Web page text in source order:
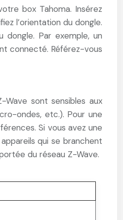
box Tahoma. Insérez
l’orientation du dongle.
dongle. Par exemple, un
connecté. Référez-vous
sont sensibles aux
ondes, etc.). Pour une
Si vous avez une
qui se branchent
du réseau Z-Wave.